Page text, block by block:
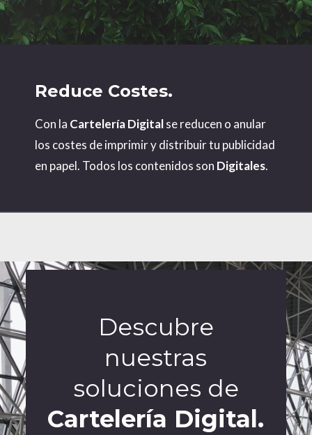
Reduce Costes.
Con la Cartelería Digitalse reducen o anular
los costes de imprimir y distribuir tu publicidad
en papel. Todos los contenidos son Digitales.
Descubre
nuestras
soluciones de
Cartelería Digital.